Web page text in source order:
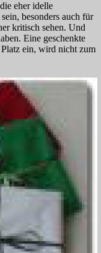
eher idelle
besonders auch für
kritisch sehen. Und
Eine geschenkte
ein, wird nicht zum